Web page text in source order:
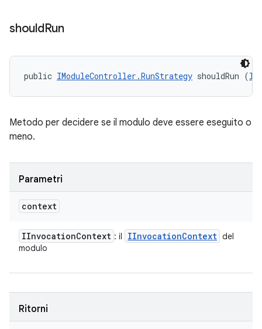
shouldRun
public IModuleController.RunStrategy shouldRun (
Metodo per decidere se il modulo deve essere eseguito o
meno.
Parametri
context
IInvocationContext : il IInvocationContext del
modulo
Ritorni